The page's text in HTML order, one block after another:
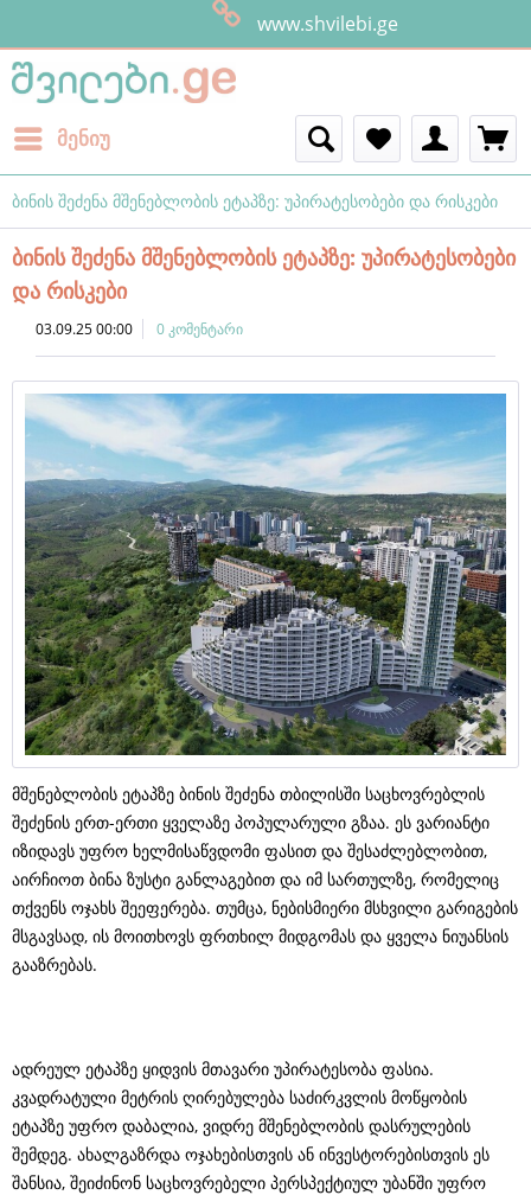
ყველანი შვილები ვართ
მენიუ
ბინის შეძენა მშენებლობის ეტაპზე: უპირატესობები და რისკები
ბინის შეძენა მშენებლობის ეტაპზე: უპირატესობები
და რისკები
03.09.25 00:00 0 კომენტარი
მშენებლობის ეტაპზე ბინის შეძენა თბილისში საცხოვრებლის
შეძენის ერთ-ერთი ყველაზე პოპულარული გზაა. ეს ვარიანტი
იზიდავს უფრო ხელმისაწვდომი ფასით და შესაძლებლობით,
აირჩიოთ ბინა ზუსტი განლაგებით და იმ სართულზე, რომელიც
თქვენს ოჯახს შეეფერება. თუმცა, ნებისმიერი მსხვილი გარიგების
მსგავსად, ის მოითხოვს ფრთხილ მიდგომას და ყველა ნიუანსის
გააზრებას.
ადრეულ ეტაპზე ყიდვის მთავარი უპირატესობა ფასია.
კვადრატული მეტრის ღირებულება საძირკვლის მოწყობის
ეტაპზე უფრო დაბალია, ვიდრე მშენებლობის დასრულების
შემდეგ. ახალგაზრდა ოჯახებისთვის ან ინვესტორებისთვის ეს
შანსია, შეიძინონ საცხოვრებელი პერსპექტიულ უბანში უფრო